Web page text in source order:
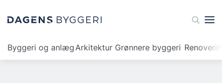
Byggeri og anlægArkitektur Grønnere byggeri